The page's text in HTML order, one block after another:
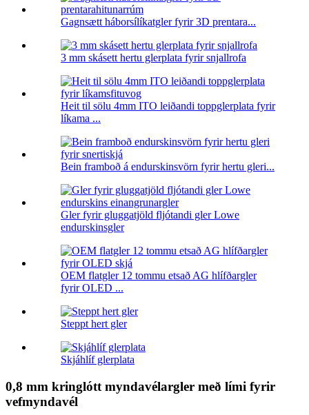
Gagnsætt háborsílíkatgler fyrir 3D prentara...
3 mm skásett hertu glerplata fyrir snjallrofa
Heit til sölu 4mm ITO leiðandi toppglerplata fyrir
líkama ...
Bein framboð á endurskinsvörn fyrir hertu gleri...
Gler fyrir gluggatjöld fljótandi gler Lowe
endurskinsgler
OEM flatgler 12 tommu etsað AG hlífðargler
fyrir OLED ...
Steppt hert gler
Skjáhlíf glerplata
0,8 mm kringlótt myndavélargler með lími fyrir
vefmyndavél